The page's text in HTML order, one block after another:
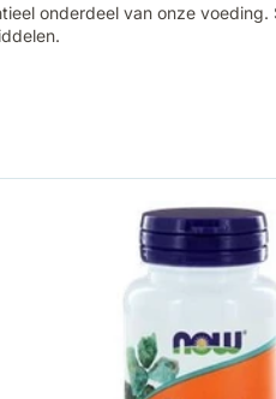
onderdeel van onze voeding.